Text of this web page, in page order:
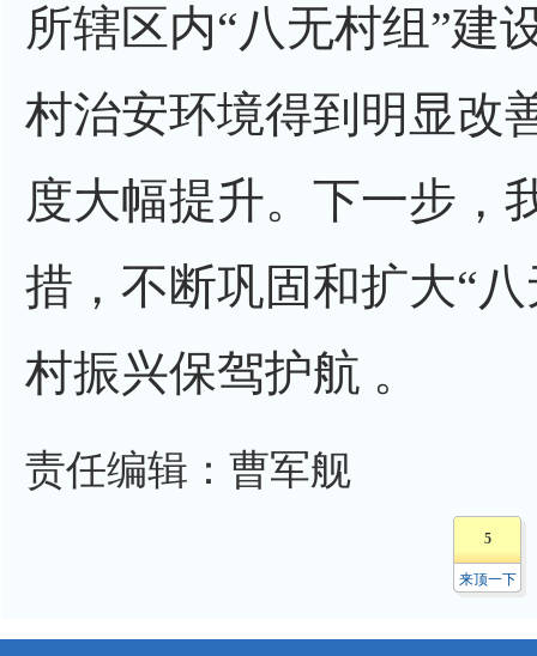
所辖区内“八无村组”建
村治安环境得到明显改
度大幅提升。下一步，
措，不断巩固和扩大“
村振兴保驾护航 。
责任编辑：曹军舰
5
来顶一下